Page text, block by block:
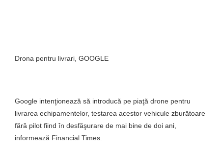
Drona pentru livrari, GOOGLE
Google intenţionează să introducă pe piaţă drone pentru
livrarea echipamentelor, testarea acestor vehicule zburătoare
fără pilot fiind în desfăşurare de mai bine de doi ani,
informează Financial Times.